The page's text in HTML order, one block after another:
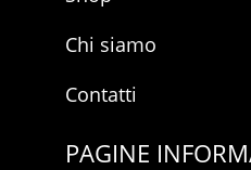
Chi siamo
Contatti
PAGINE